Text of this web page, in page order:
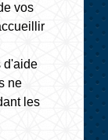
vos
d'aide
ne
les